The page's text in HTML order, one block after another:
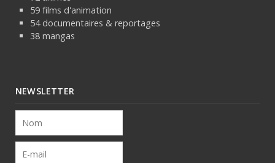
59 films d'animation
54 documentaires & reportages
38 mangas
NEWSLETTER